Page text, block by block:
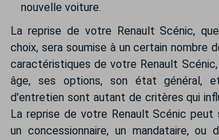
nouvelle voiture.
La reprise de votre Renault Scénic,
choix, sera soumise à un certain nombre
caractéristiques de votre Renault
âge, ses options, son état général,
d'entretien sont autant de critères qui
La reprise de votre Renault Scénic
un concessionnaire, un mandataire, ou